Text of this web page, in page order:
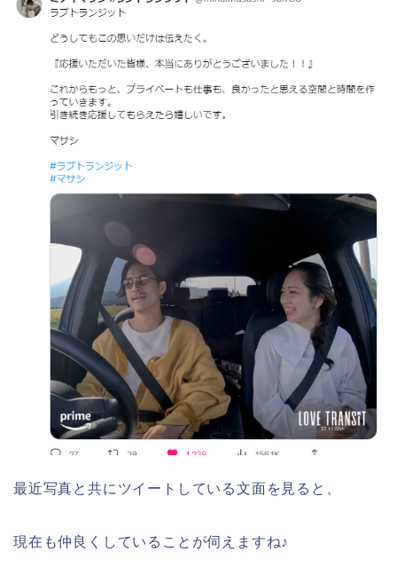
最近写真と共にツイートしている文面を見ると、
現在も仲良くしていることが伺えますね♪